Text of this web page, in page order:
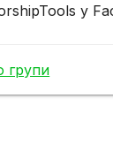
у
групи